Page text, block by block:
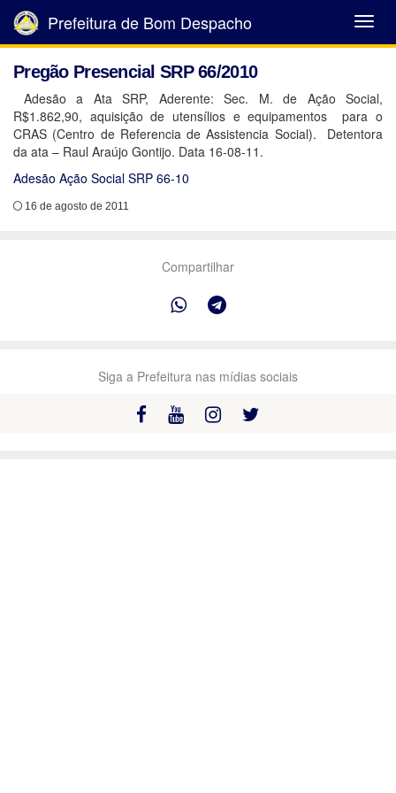
Abrir
Menu
Prefeitura de Bom Despacho
Pregão Presencial SRP 66/2010
Adesão a Ata SRP, Aderente: Sec. M. de Ação Social,
R$1.862,90, aquisição de utensílios e equipamentos para o
CRAS (Centro de Referencia de Assistencia Social). Detentora
da ata – Raul Araújo Gontijo. Data 16-08-11.
Adesão Ação Social SRP 66-10
16 de agosto de 2011
Compartilhar
Siga a Prefeitura nas mídias sociais